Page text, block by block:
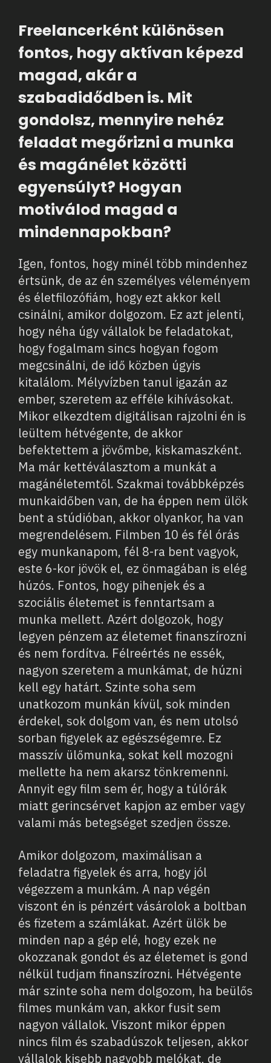
Freelancerként különösen
fontos, hogy aktívan képezd
magad, akár a
szabadidődben is. Mit
gondolsz, mennyire nehéz
feladat megőrizni a munka
és magánélet közötti
egyensúlyt? Hogyan
motiválod magad a
mindennapokban?
Igen, fontos, hogy minél több mindenhez
értsünk, de az én személyes véleményem
és életfilozófiám, hogy ezt akkor kell
csinálni, amikor dolgozom. Ez azt jelenti,
hogy néha úgy vállalok be feladatokat,
hogy fogalmam sincs hogyan fogom
megcsinálni, de idő közben úgyis
kitalálom. Mélyvízben tanul igazán az
ember, szeretem az efféle kihívásokat.
Mikor elkezdtem digitálisan rajzolni én is
leültem hétvégente, de akkor
befektettem a jövőmbe, kiskamaszként.
Ma már kettéválasztom a munkát a
magánéletemtől. Szakmai továbbképzés
munkaidőben van, de ha éppen nem ülök
bent a stúdióban, akkor olyankor, ha van
megrendelésem. Filmben 10 és fél órás
egy munkanapom, fél 8-ra bent vagyok,
este 6-kor jövök el, ez önmagában is elég
húzós. Fontos, hogy pihenjek és a
szociális életemet is fenntartsam a
munka mellett. Azért dolgozok, hogy
legyen pénzem az életemet finanszírozni
és nem fordítva. Félreértés ne essék,
nagyon szeretem a munkámat, de húzni
kell egy határt. Szinte soha sem
unatkozom munkán kívül, sok minden
érdekel, sok dolgom van, és nem utolsó
sorban figyelek az egészségemre. Ez
masszív ülőmunka, sokat kell mozogni
mellette ha nem akarsz tönkremenni.
Annyit egy film sem ér, hogy a túlórák
miatt gerincsérvet kapjon az ember vagy
valami más betegséget szedjen össze.
Amikor dolgozom, maximálisan a
feladatra figyelek és arra, hogy jól
végezzem a munkám. A nap végén
viszont én is pénzért vásárolok a boltban
és fizetem a számlákat. Azért ülök be
minden nap a gép elé, hogy ezek ne
okozzanak gondot és az életemet is gond
nélkül tudjam finanszírozni. Hétvégente
már szinte soha nem dolgozom, ha beülős
filmes munkám van, akkor fusit sem
nagyon vállalok. Viszont mikor éppen
nincs film és szabadúszok teljesen, akkor
vállalok kisebb nagyobb melókat, de